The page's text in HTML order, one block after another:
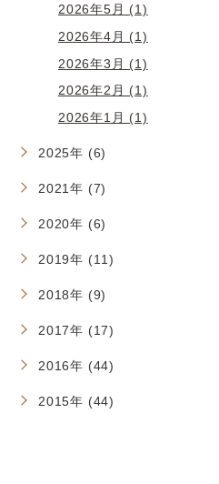
2026年5月 (1)
2026年4月 (1)
2026年3月 (1)
2026年2月 (1)
2026年1月 (1)
2025年 (6)
2021年 (7)
2020年 (6)
2019年 (11)
2018年 (9)
2017年 (17)
2016年 (44)
2015年 (44)